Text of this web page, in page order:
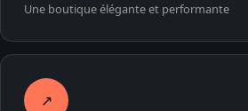
Une boutique élégante et performante
↗